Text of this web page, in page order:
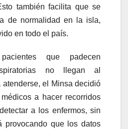
también facilita que se
de normalidad en la isla,
en todo el país.
que padecen
no llegan al
atenderse, el Minsa decidió
a hacer recorridos
a los enfermos, sin
provocando que los datos